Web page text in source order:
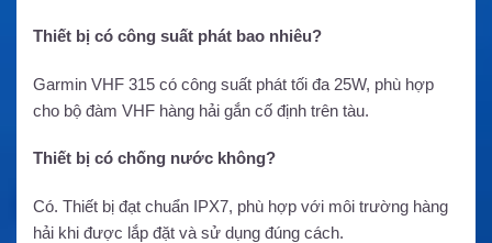
Thiết bị có công suất phát bao nhiêu?
Garmin VHF 315 có công suất phát tối đa 25W, phù hợp
cho bộ đàm VHF hàng hải gắn cố định trên tàu.
Thiết bị có chống nước không?
Có. Thiết bị đạt chuẩn IPX7, phù hợp với môi trường hàng
hải khi được lắp đặt và sử dụng đúng cách.